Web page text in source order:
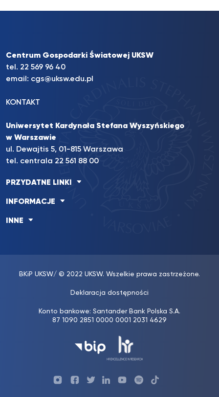
Centrum Gospodarki Światowej UKSW
tel. 22 569 96 40
email: cgs@uksw.edu.pl
KONTAKT
Uniwersytet Kardynała Stefana Wyszyńskiego
w Warszawie
ul. Dewajtis 5, 01-815 Warszawa
tel. centrala 22 561 88 00
PRZYDATNE LINKI
INFORMACJE
INNE
BKiP UKSW/ © 2022 UKSW. Wszelkie prawa zastrzeżone.
Deklaracja dostępności
Konto bankowe: Santander Bank Polska S.A.
87 1090 2851 0000 0001 2031 4629
Profil ProfilProfilProfil UKSWProfilUKSW